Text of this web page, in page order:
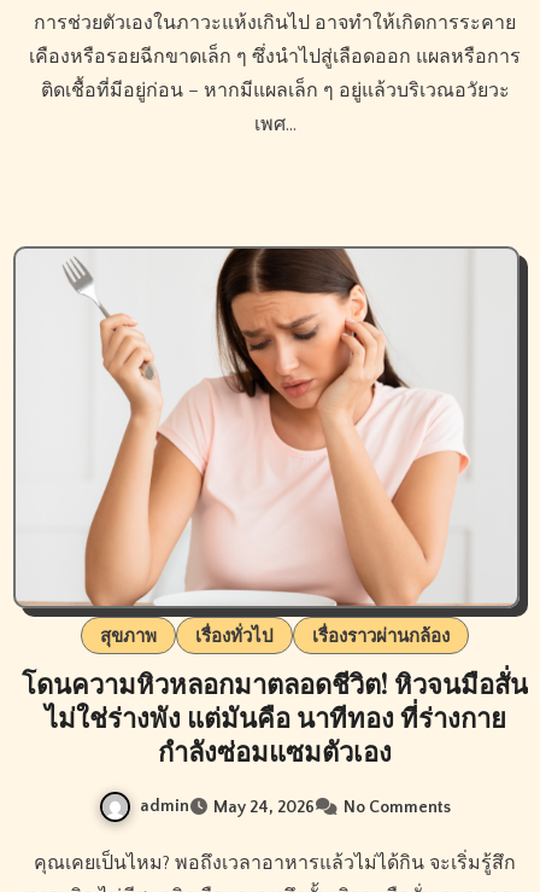
การช่วยตัวเองในภาวะแห้งเกินไป อาจทำให้เกิดการระคาย
เคืองหรือรอยฉีกขาดเล็ก ๆ ซึ่งนำไปสู่เลือดออก แผลหรือการ
ติดเชื้อที่มีอยู่ก่อน – หากมีแผลเล็ก ๆ อยู่แล้วบริเวณอวัยวะ
เพศ…
สุขภาพ เรื่องทั่วไป เรื่องราวผ่านกล้อง
โดนความหิวหลอกมาตลอดชีวิต! หิวจนมือสั่น
ไม่ใช่ร่างพัง แต่มันคือ นาทีทอง ที่ร่างกาย
กำลังซ่อมแซมตัวเอง
admin May 24, 2026 No Comments
คุณเคยเป็นไหม? พอถึงเวลาอาหารแล้วไม่ได้กิน จะเริ่มรู้สึก